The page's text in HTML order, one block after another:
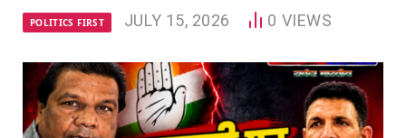
POLITICS FIRST JULY 15, 2026 0 VIEWS